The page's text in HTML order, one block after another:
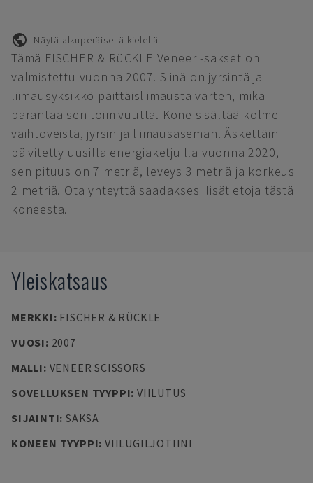
Näytä alkuperäisellä kielellä
Tämä FISCHER & RüCKLE Veneer -sakset on
valmistettu vuonna 2007. Siinä on jyrsintä ja
liimausyksikkö päittäisliimausta varten, mikä
parantaa sen toimivuutta. Kone sisältää kolme
vaihtoveistä, jyrsin ja liimausaseman. Äskettäin
päivitetty uusilla energiaketjuilla vuonna 2020,
sen pituus on 7 metriä, leveys 3 metriä ja korkeus
2 metriä. Ota yhteyttä saadaksesi lisätietoja tästä
koneesta.
Yleiskatsaus
MERKKI: FISCHER & RÜCKLE
VUOSI: 2007
MALLI: VENEER SCISSORS
SOVELLUKSEN TYYPPI: VIILUTUS
SIJAINTI: SAKSA
KONEEN TYYPPI: VIILUGILJOTIINI